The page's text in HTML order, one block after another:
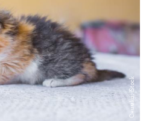
Снимка: iStock